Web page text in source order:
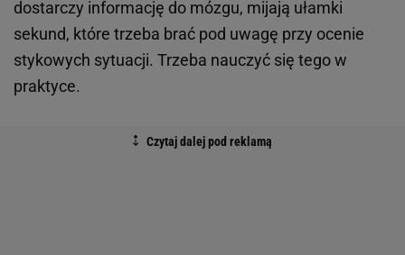
dostarczy informację do mózgu, mijają ułamki
sekund, które trzeba brać pod uwagę przy ocenie
stykowych sytuacji. Trzeba nauczyć się tego w
praktyce.